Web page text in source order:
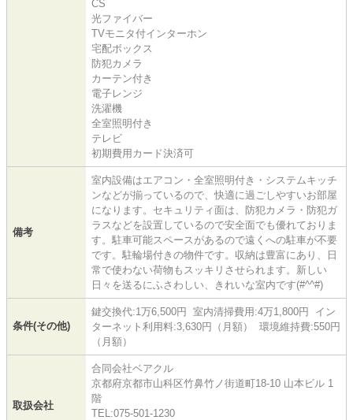
CS
光ファイバー
TVモニタ付インターホン
宅配ボックス
防犯カメラ
カーテン付き
電子レンジ
洗濯機
全室照明付き
テレビ
初期費用カード決済可
備考
室内設備はエアコン・全室照明付き・システムキッチ
ンなどが揃っているので、快適に過ごしやすいお部屋
になります。セキュリティ面は、防犯カメラ・防犯ガ
ラスなどを設置しているので安全面でも優れておりま
す。駐車可能スペースがあるので遠くへの駐車が不要
です。駐輪場付きの物件です。収納は豊富にあり、日
常で使わない荷物もスッキリさせられます。新しい
日々を送るにふさわしい、きれいな室内です(#^^#)
条件(その他)
鍵交換代:1万6,500円 室内清掃費用:4万1,800円 イン
ターネット利用料:3,630円（月額） 環境維持費:550円
（月額）
取扱会社
合同会社ベアクル
京都府京都市山科区竹鼻竹ノ街道町18-10 山本ビル 1
階
TEL:075-501-1230